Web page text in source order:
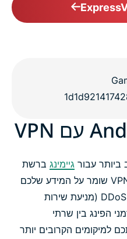
גיימינג ברשת
על מכשירי ה-Android שלכם. VPN שומר על המידע שלכם
פרטי, מגן עליכם מפני מתקפות DDoS (מניעת שירות
הפינג בין שרתי
הקרובים יותר